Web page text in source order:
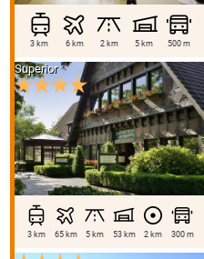
3 km 6 km 2 km 5 km 500 m
Superior
3 km 65 km 5 km 53 km 2 km 300 m